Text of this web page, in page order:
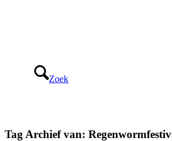
Zoek
Tag Archief van: